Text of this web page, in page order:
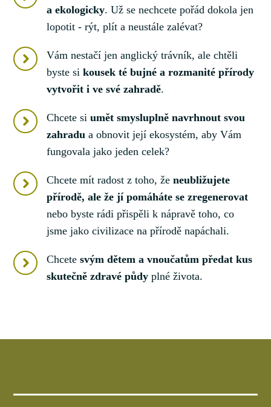
a ekologicky. Už se nechcete pořád dokola jen
lopotit - rýt, plít a neustále zalévat?
Vám nestačí jen anglický trávník, ale chtěli
byste sikousek té bujné a rozmanité přírody
vytvořit i ve své zahradě.
Chcete siumět smysluplně navrhnout svou
zahradu a obnovit její ekosystém, aby Vám
fungovala jako jeden celek?
Chcete mít radost z toho, ženeubližujete
přírodě, ale že jí pomáháte se zregenerovat
nebo byste rádi přispěli k nápravě toho, co
jsme jako civilizace na přírodě napáchali.
Chcetesvým dětem a vnoučatům předat kus
skutečně zdravé půdy plné života.